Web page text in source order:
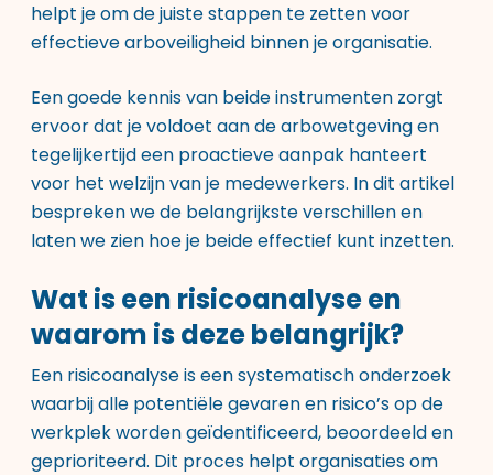
helpt je om de juiste stappen te zetten voor
effectieve arboveiligheid binnen je organisatie.
Een goede kennis van beide instrumenten zorgt
ervoor dat je voldoet aan de arbowetgeving en
tegelijkertijd een proactieve aanpak hanteert
voor het welzijn van je medewerkers. In dit artikel
bespreken we de belangrijkste verschillen en
laten we zien hoe je beide effectief kunt inzetten.
Wat is een risicoanalyse en
waarom is deze belangrijk?
Een risicoanalyse is een systematisch onderzoek
waarbij alle potentiële gevaren en risico’s op de
werkplek worden geïdentificeerd, beoordeeld en
geprioriteerd. Dit proces helpt organisaties om